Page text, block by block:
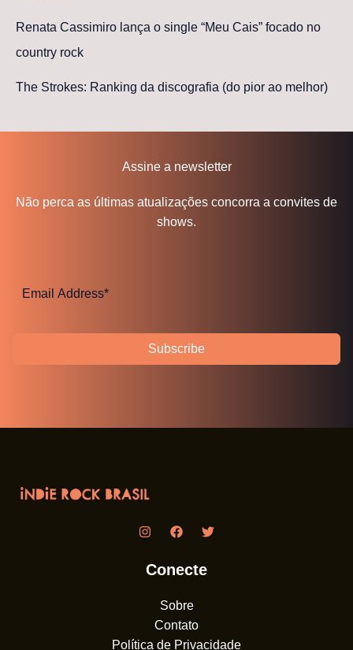
Renata Cassimiro lança o single “Meu Cais” focado no
country rock
The Strokes: Ranking da discografia (do pior ao melhor)
Assine a newsletter
Não perca as últimas atualizações concorra a convites de
shows.
Subscribe
Conecte
Sobre
Contato
Política de Privacidade